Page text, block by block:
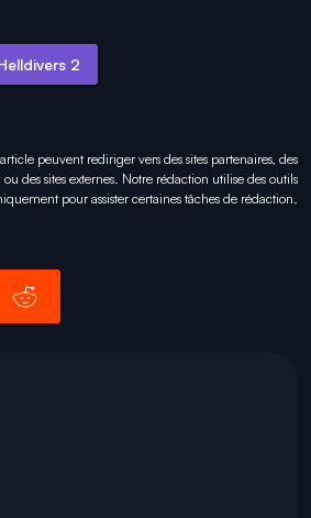
2
peuvent rediriger vers des sites partenaires, des
des sites externes. Notre rédaction utilise des outils
pourassister certaines tâches de rédaction.